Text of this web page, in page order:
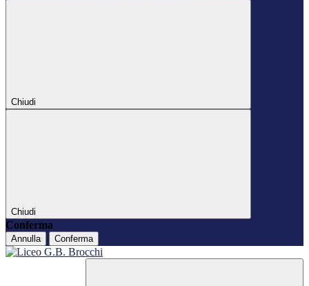
Chiudi
Chiudi
Conferma
Annulla Conferma